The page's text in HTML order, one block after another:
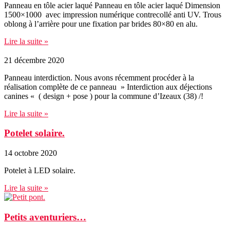
Panneau en tôle acier laqué Panneau en tôle acier laqué Dimension
1500×1000 avec impression numérique contrecollé anti UV. Trous
oblong à l’arrière pour une fixation par brides 80×80 en alu.
Lire la suite »
21 décembre 2020
Panneau interdiction. Nous avons récemment procéder à la
réalisation complète de ce panneau » Interdiction aux déjections
canines « ( design + pose ) pour la commune d’Izeaux (38) /!
Lire la suite »
Potelet solaire.
14 octobre 2020
Potelet à LED solaire.
Lire la suite »
Petits aventuriers…